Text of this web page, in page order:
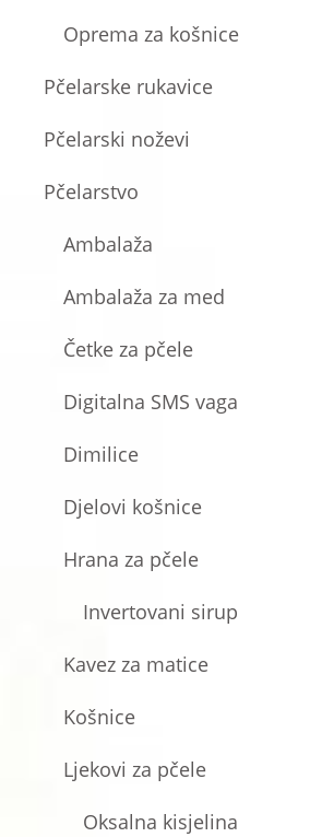
Oprema za košnice
Pčelarske rukavice
Pčelarski noževi
Pčelarstvo
Ambalaža
Ambalaža za med
Četke za pčele
Digitalna SMS vaga
Dimilice
Djelovi košnice
Hrana za pčele
Invertovani sirup
Kavez za matice
Košnice
Ljekovi za pčele
Oksalna kisjelina